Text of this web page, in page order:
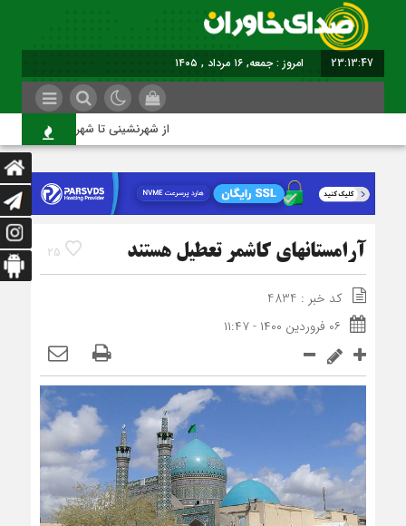
23:13:48 امروز : جمعه, ۱۶ مرداد , ۱۴۰۵
از شهرنشینی تا شهروندی
25 آرامستانهای کاشمر تعطیل هستند
کد خبر : 4834
۰۶ فروردین ۱۴۰۰ - ۱۱:۴۷